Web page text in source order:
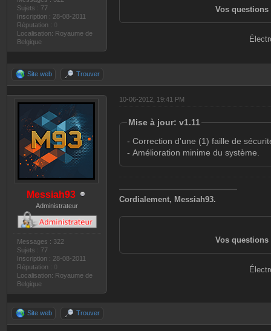
Sujets : 77
Inscription : 28-08-2011
Réputation :
Localisation: Royaume de
Belgique
Vos questions
Site web Trouver
Messiah93
Administrateur
Messages : 322
Sujets : 77
Inscription : 28-08-2011
Réputation :
Localisation: Royaume de
Belgique
10-06-2012, 19:41 PM
Mise à jour: v1.11
- Correction d'une (1) faille de
- Amélioration minime du système.
———————————————
Cordialement, Messiah93.
Vos questions
Site web Trouver